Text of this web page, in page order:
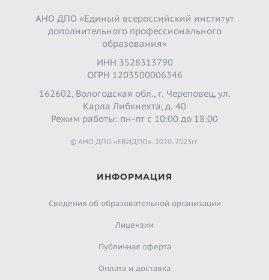
АНО ДПО «Единый всероссийский институт
дополнительного профессионального
образования»
ИНН 3528313790
ОГРН 1203500006346
162602, Вологодская обл., г. Череповец, ул.
Карла Либкнехта, д. 40
Режим работы: пн-пт с 10:00 до 18:00
© АНО ДПО «ЕВИДПО». 2020-2023гг.
ИНФОРМАЦИЯ
Сведения об образовательной организации
Лицензии
Публичная оферта
Оплата и доставка